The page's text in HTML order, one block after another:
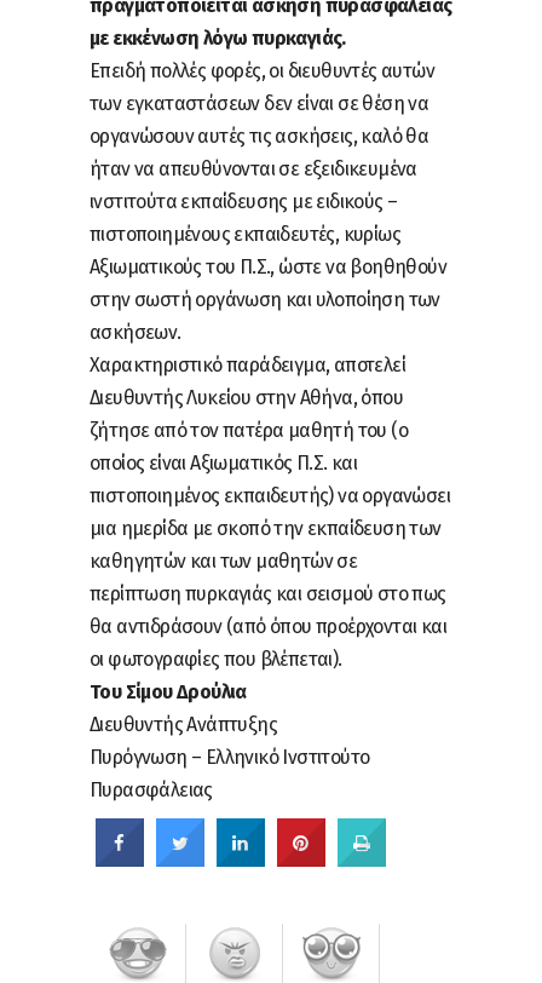
πραγματοποιείται άσκηση πυρασφάλειας
με εκκένωση λόγω πυρκαγιάς.
Επειδή πολλές φορές, οι διευθυντές αυτών
των εγκαταστάσεων δεν είναι σε θέση να
οργανώσουν αυτές τις ασκήσεις, καλό θα
ήταν να απευθύνονται σε εξειδικευμένα
ινστιτούτα εκπαίδευσης με ειδικούς –
πιστοποιημένους εκπαιδευτές, κυρίως
Αξιωματικούς του Π.Σ., ώστε να βοηθηθούν
στην σωστή οργάνωση και υλοποίηση των
ασκήσεων.
Χαρακτηριστικό παράδειγμα, αποτελεί
Διευθυντής Λυκείου στην Αθήνα, όπου
ζήτησε από τον πατέρα μαθητή του (ο
οποίος είναι Αξιωματικός Π.Σ. και
πιστοποιημένος εκπαιδευτής) να οργανώσει
μια ημερίδα με σκοπό την εκπαίδευση των
καθηγητών και των μαθητών σε
περίπτωση πυρκαγιάς και σεισμού στο πως
θα αντιδράσουν (από όπου προέρχονται και
οι φωτογραφίες που βλέπεται).
Του Σίμου Δρούλια
Διευθυντής Ανάπτυξης
Πυρόγνωση – Ελληνικό Ινστιτούτο
Πυρασφάλειας